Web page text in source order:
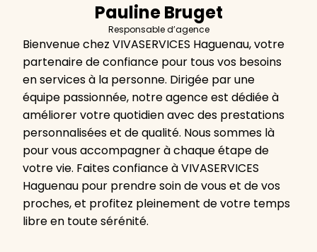
Pauline Bruget
Responsable d’agence
Bienvenue chez VIVASERVICES Haguenau, votre
partenaire de confiance pour tous vos besoins
en services à la personne. Dirigée par une
équipe passionnée, notre agence est dédiée à
améliorer votre quotidien avec des prestations
personnalisées et de qualité. Nous sommes là
pour vous accompagner à chaque étape de
votre vie. Faites confiance à VIVASERVICES
Haguenau pour prendre soin de vous et de vos
proches, et profitez pleinement de votre temps
libre en toute sérénité.